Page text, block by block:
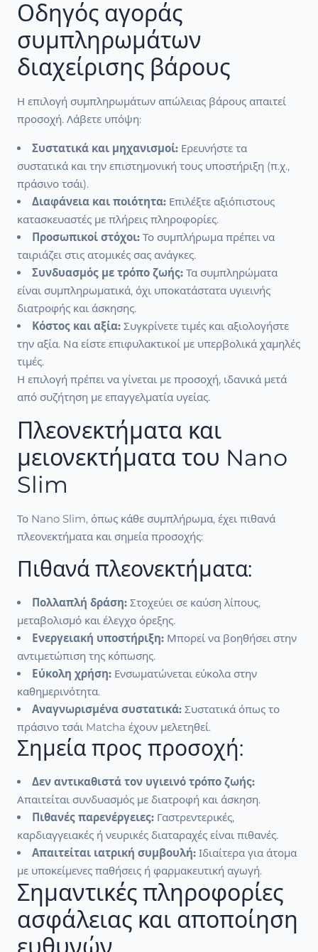
Οδηγός αγοράς
συμπληρωμάτων
διαχείρισης βάρους
Η επιλογή συμπληρωμάτων απώλειας βάρους απαιτεί
προσοχή. Λάβετε υπόψη:
Συστατικά και μηχανισμοί: Ερευνήστε τα
συστατικά και την επιστημονική τους υποστήριξη (π.χ.,
πράσινο τσάι).
Διαφάνεια και ποιότητα: Επιλέξτε αξιόπιστους
κατασκευαστές με πλήρεις πληροφορίες.
Προσωπικοί στόχοι: Το συμπλήρωμα πρέπει να
ταιριάζει στις ατομικές σας ανάγκες.
Συνδυασμός με τρόπο ζωής: Τα συμπληρώματα
είναι συμπληρωματικά, όχι υποκατάστατα υγιεινής
διατροφής και άσκησης.
Κόστος και αξία: Συγκρίνετε τιμές και αξιολογήστε
την αξία. Να είστε επιφυλακτικοί με υπερβολικά χαμηλές
τιμές.
Η επιλογή πρέπει να γίνεται με προσοχή, ιδανικά μετά
από συζήτηση με επαγγελματία υγείας.
Πλεονεκτήματα και
μειονεκτήματα του Nano
Slim
Το Nano Slim, όπως κάθε συμπλήρωμα, έχει πιθανά
πλεονεκτήματα και σημεία προσοχής:
Πιθανά πλεονεκτήματα:
Πολλαπλή δράση: Στοχεύει σε καύση λίπους,
μεταβολισμό και έλεγχο όρεξης.
Ενεργειακή υποστήριξη: Μπορεί να βοηθήσει στην
αντιμετώπιση της κόπωσης.
Εύκολη χρήση: Ενσωματώνεται εύκολα στην
καθημερινότητα.
Αναγνωρισμένα συστατικά: Συστατικά όπως το
πράσινο τσάι Matcha έχουν μελετηθεί.
Σημεία προς προσοχή:
Δεν αντικαθιστά τον υγιεινό τρόπο ζωής:
Απαιτείται συνδυασμός με διατροφή και άσκηση.
Πιθανές παρενέργειες: Γαστρεντερικές,
καρδιαγγειακές ή νευρικές διαταραχές είναι πιθανές.
Απαιτείται ιατρική συμβουλή: Ιδιαίτερα για άτομα
με υποκείμενες παθήσεις ή φαρμακευτική αγωγή.
Σημαντικές πληροφορίες
ασφάλειας και αποποίηση